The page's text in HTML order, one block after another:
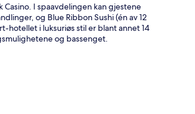
Casino. I spaavdelingen kan gjestene
og Blue Ribbon Sushi (én av 12
hotellet i luksuriøs stil er blant annet 14
og bassenget.